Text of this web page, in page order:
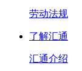
劳动法规
了解汇通
汇通介绍